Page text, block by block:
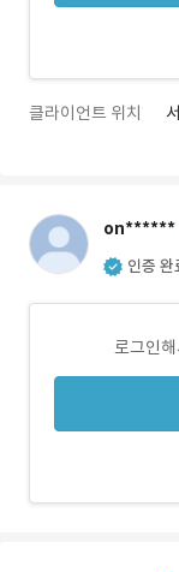
클라이언트 위치
on******
인증 완
로그인